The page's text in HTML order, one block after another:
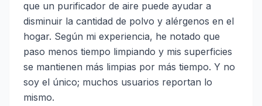
que un purificador de aire puede ayudar a
disminuir la cantidad de polvo y alérgenos en el
hogar. Según mi experiencia, he notado que
paso menos tiempo limpiando y mis superficies
se mantienen más limpias por más tiempo. Y no
soy el único; muchos usuarios reportan lo
mismo.